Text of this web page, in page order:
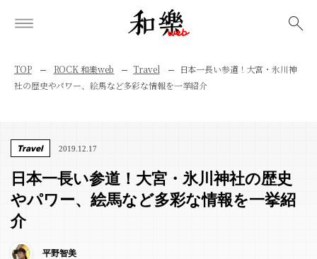
TOP ROCK 和樂web Travel
日本一長い参道！大宮・氷川神
社の歴史やパワー、絵馬など多彩な情報を一挙紹介
Travel 2019.12.17
日本一長い参道！大宮・氷川神社の歴史
やパワー、絵馬など多彩な情報を一挙紹
介
平野智美